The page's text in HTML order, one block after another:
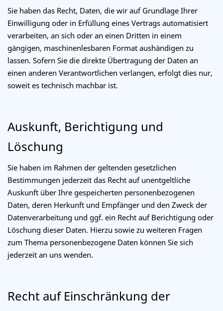
Sie haben das Recht, Daten, die wir auf Grundlage Ihrer
Einwilligung oder in Erfüllung eines Vertrags automatisiert
verarbeiten, an sich oder an einen Dritten in einem
gängigen, maschinenlesbaren Format aushändigen zu
lassen. Sofern Sie die direkte Übertragung der Daten an
einen anderen Verantwortlichen verlangen, erfolgt dies nur,
soweit es technisch machbar ist.
Auskunft, Berichtigung und
Löschung
Sie haben im Rahmen der geltenden gesetzlichen
Bestimmungen jederzeit das Recht auf unentgeltliche
Auskunft über Ihre gespeicherten personenbezogenen
Daten, deren Herkunft und Empfänger und den Zweck der
Datenverarbeitung und ggf. ein Recht auf Berichtigung oder
Löschung dieser Daten. Hierzu sowie zu weiteren Fragen
zum Thema personenbezogene Daten können Sie sich
jederzeit an uns wenden.
Recht auf Einschränkung der